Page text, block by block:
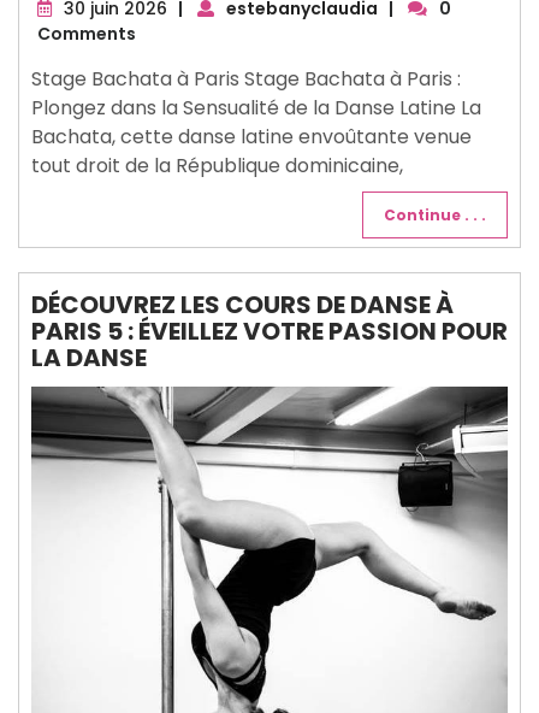
30 juin 2026 30
| estebanyclaudia |
0
Comments
Stage Bachata à Paris Stage Bachata à Paris :
Plongez dans la Sensualité de la Danse Latine La
Bachata, cette danse latine envoûtante venue
tout droit de la République dominicaine,
Continue . . .
DÉCOUVREZ LES COURS DE DANSE À
PARIS 5 : ÉVEILLEZ VOTRE PASSION POUR
LA DANSE